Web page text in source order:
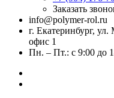
Заказать
info@polymer-rol.ru
г. Екатеринбург,
офис 1
Пн. – Пт.: с 9:00 до